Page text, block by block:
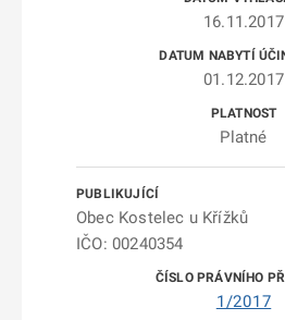
16.11.2017
01.12.2017
Platné
Obec Kostelec u Křížků
IČO: 00240354
1/2017